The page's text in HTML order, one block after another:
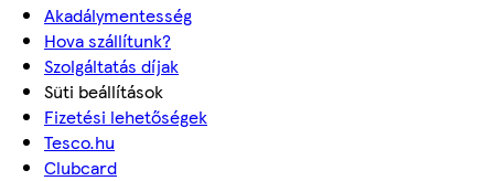
Akadálymentesség
Hova szállítunk?
Szolgáltatás díjak
Süti beállítások
Fizetési lehetőségek
Tesco.hu
Clubcard